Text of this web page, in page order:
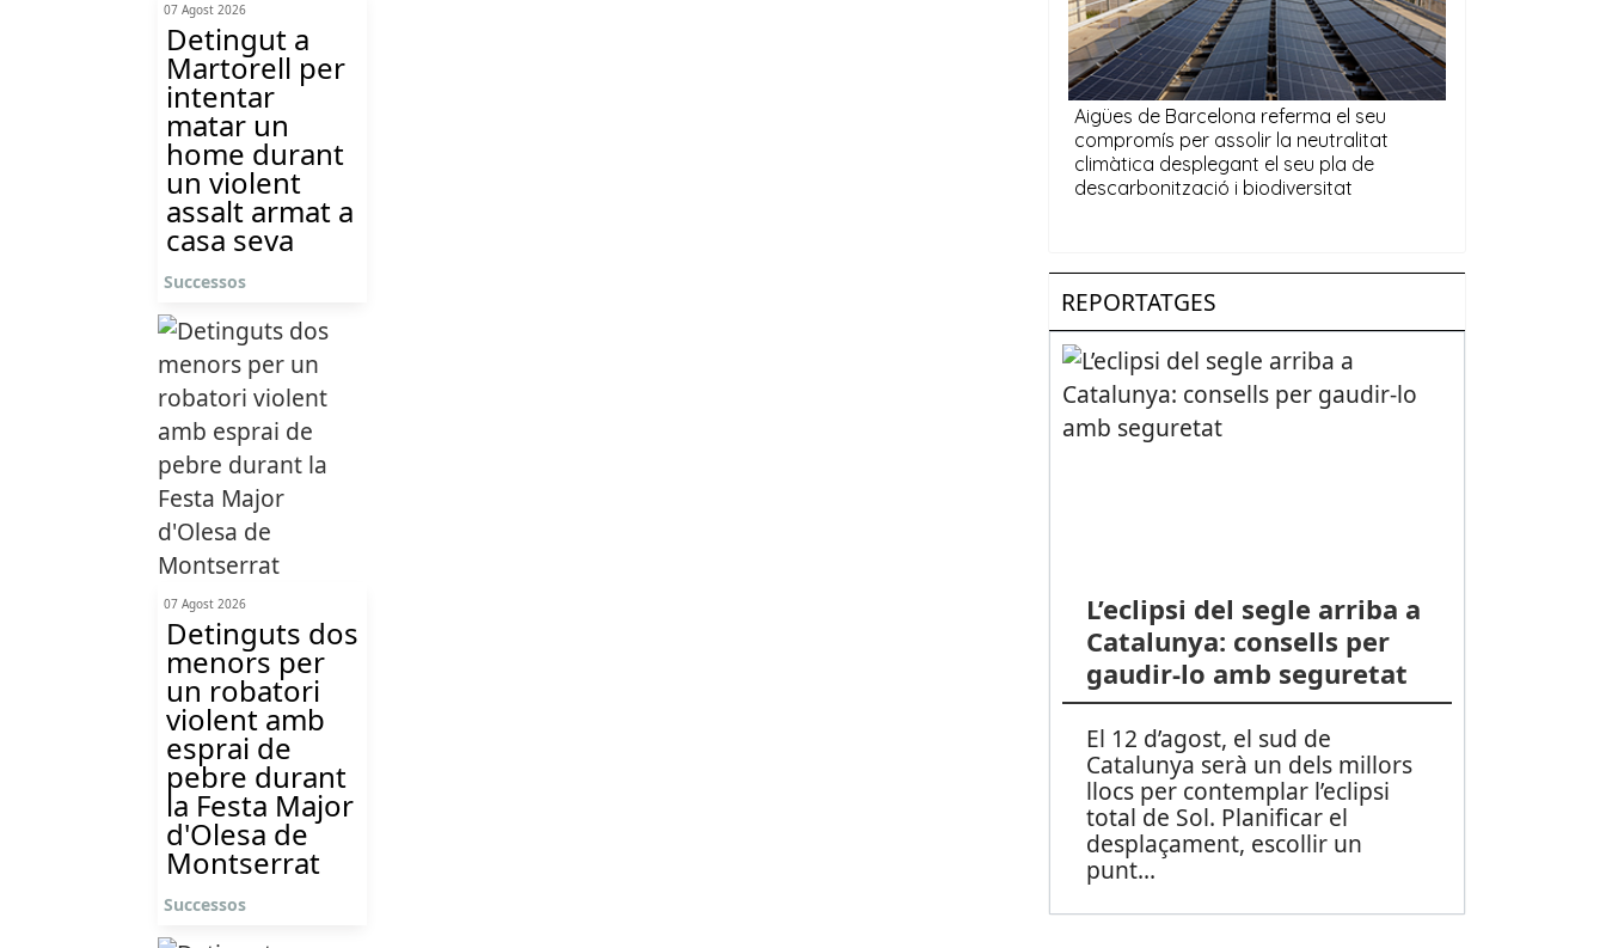
07 Agost 2026
Detingut a
Martorell per
intentar
matar un
home durant
un violent
assalt armat a
casa seva
Successos
07 Agost 2026
Detinguts dos
menors per
un robatori
violent amb
esprai de
pebre durant
la Festa Major
d'Olesa de
Montserrat
Successos
REPORTATGES
L’eclipsi del segle arriba a
Catalunya: consells per
gaudir-lo amb seguretat
El 12 d’agost, el sud de
Catalunya serà un dels millors
llocs per contemplar l’eclipsi
total de Sol. Planificar el
desplaçament, escollir un
punt...